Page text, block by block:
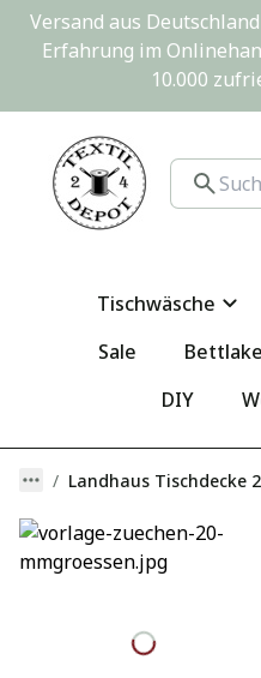
Versand aus Deutschland
Erfahrung im
10.000
Tischwäsche
Sale
DIY
Landhaus Tischdecke